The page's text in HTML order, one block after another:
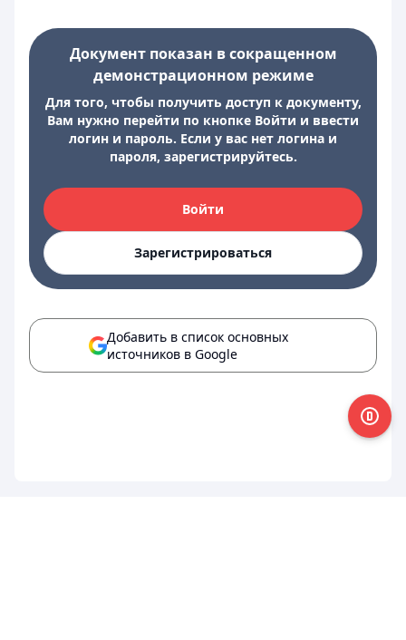
Документ показан в сокращенном
демонстрационном режиме
Для того, чтобы получить доступ к документу,
Вам нужно перейти по кнопке Войти и ввести
логин и пароль. Если у вас нет логина и
пароля, зарегистрируйтесь.
Войти
Зарегистрироваться
Добавить в список основных
источников в Google